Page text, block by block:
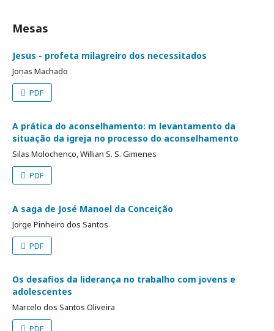
Mesas
Jesus - profeta milagreiro dos necessitados
Jonas Machado
PDF
A prática do aconselhamento: m levantamento da
situação da igreja no processo do aconselhamento
Silas Molochenco, Willian S. S. Gimenes
PDF
A saga de José Manoel da Conceição
Jorge Pinheiro dos Santos
PDF
Os desafios da liderança no trabalho com jovens e
adolescentes
Marcelo dos Santos Oliveira
PDF